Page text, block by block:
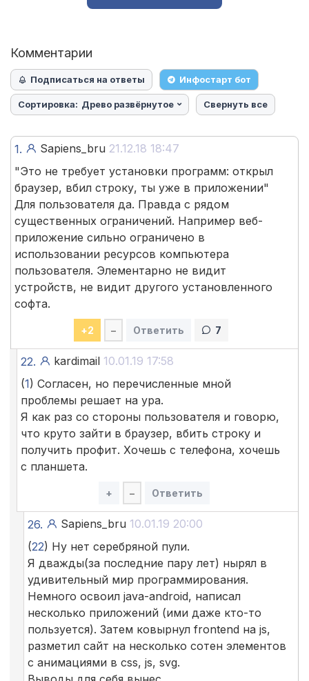
Комментарии
Подписаться на ответы Инфостарт бот
Сортировка: Древо развёрнутое Свернуть все
1. Sapiens_bru 21.12.18 18:47
"Это не требует установки программ: открыл
браузер, вбил строку, ты уже в приложении"
Для пользователя да. Правда с рядом
существенных ограничений. Например веб-
приложение сильно ограничено в
использовании ресурсов компьютера
пользователя. Элементарно не видит
устройств, не видит другого установленного
софта.
+2 – Ответить 7
22. kardimail 10.01.19 17:58
(1) Согласен, но перечисленные мной
проблемы решает на ура.
Я как раз со стороны пользователя и говорю,
что круто зайти в браузер, вбить строку и
получить профит. Хочешь с телефона, хочешь
с планшета.
+ – Ответить
26. Sapiens_bru 10.01.19 20:00
(22) Ну нет серебряной пули.
Я дважды(за последние пару лет) нырял в
удивительный мир программирования.
Немного освоил java-android, написал
несколько приложений (ими даже кто-то
пользуется). Затем ковырнул frontend на js,
разметил сайт на несколько сотен элементов
с анимациями в css, js, svg.